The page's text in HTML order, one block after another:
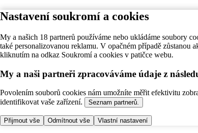
Nastavení soukromí a cookies
My a našich 18 partnerů používáme nebo ukládáme soubory
také personalizovanou reklamu. V opačném případě
kliknutím na odkaz Soukromí a cookies v patičce webu.
My a naši partneři zpracováváme údaje z
Povolením souborů cookies nám umožníte měřit efektivitu
identifikovat vaše zařízení.
Seznam partnerů.
Přijmout vše Odmítnout vše Vlastní nastavení